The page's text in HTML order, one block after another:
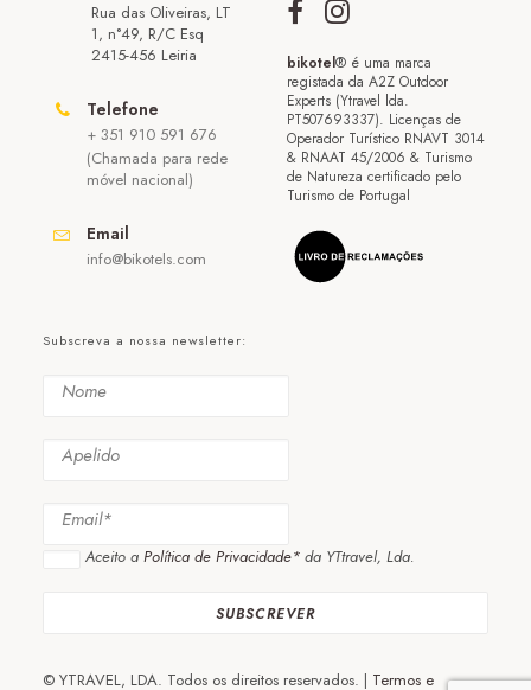
Rua das Oliveiras, LT
1, n°49, R/C Esq
2415-456 Leiria
Telefone
+ 351 910 591 676
(Chamada para rede
móvel nacional)
Email
info@bikotels.com
bikotel® é uma marca
registada da A2Z Outdoor
Experts (Ytravel lda.
PT507693337). Licenças de
Operador Turístico RNAVT 3014
& RNAAT 45/2006 & Turismo
de Natureza certificado pelo
Turismo de Portugal
Subscreva a nossa newsletter:
Aceito a Política de Privacidade* da YTtravel, Lda.
© YTRAVEL, LDA. Todos os direitos reservados. | Termos e